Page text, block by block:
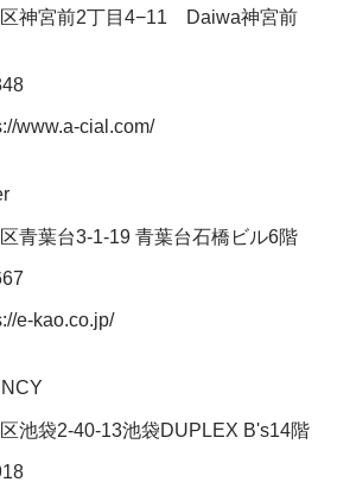
区神宮前2丁目4−11 Daiwa神宮前
www.a-cial.com/
青葉台3-1-19 青葉台石橋ビル6階
e-kao.co.jp/
池袋2-40-13池袋DUPLEX B's14階